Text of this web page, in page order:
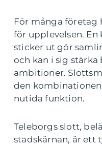
För många företag
för upplevelsen.
sticker ut gör
och kan i sig
ambitioner.
den
nutida funktion.
Teleborgs slott,
stadskärnan, är ett